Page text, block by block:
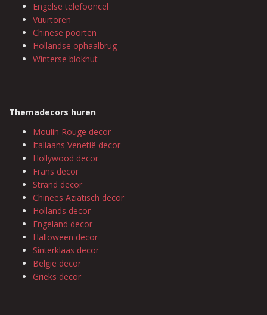
Engelse telefooncel
Vuurtoren
Chinese poorten
Hollandse ophaalbrug
Winterse blokhut
Themadecors huren
Moulin Rouge decor
Italiaans Venetië decor
Hollywood decor
Frans decor
Strand decor
Chinees Aziatisch decor
Hollands decor
Engeland decor
Halloween decor
Sinterklaas decor
Belgie decor
Grieks decor